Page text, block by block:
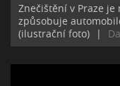
Znečištění v Praze
způsobuje
(ilustrační foto)
|